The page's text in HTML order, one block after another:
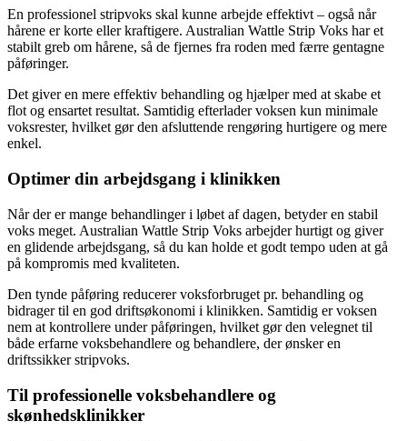
En professionel stripvoks skal kunne arbejde effektivt – også når
hårene er korte eller kraftigere. Australian Wattle Strip Voks har et
stabilt greb om hårene, så de fjernes fra roden med færre gentagne
påføringer.
Det giver en mere effektiv behandling og hjælper med at skabe et
flot og ensartet resultat. Samtidig efterlader voksen kun minimale
voksrester, hvilket gør den afsluttende rengøring hurtigere og mere
enkel.
Optimer din arbejdsgang i klinikken
Når der er mange behandlinger i løbet af dagen, betyder en stabil
voks meget. Australian Wattle Strip Voks arbejder hurtigt og giver
en glidende arbejdsgang, så du kan holde et godt tempo uden at gå
på kompromis med kvaliteten.
Den tynde påføring reducerer voksforbruget pr. behandling og
bidrager til en god driftsøkonomi i klinikken. Samtidig er voksen
nem at kontrollere under påføringen, hvilket gør den velegnet til
både erfarne voksbehandlere og behandlere, der ønsker en
driftssikker stripvoks.
Til professionelle voksbehandlere og
skønhedsklinikker